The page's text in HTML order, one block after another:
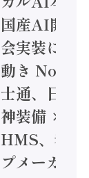
国産AI開発
会実装に活
動き
士通、日立
神装備 ×
HMS、老舗
プメーカー